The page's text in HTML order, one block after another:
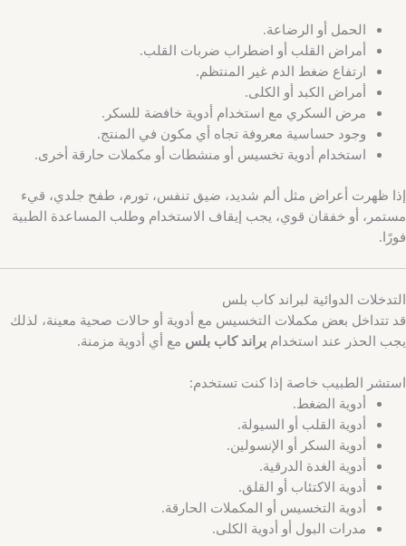
الحمل أو الرضاعة.
أمراض القلب أو اضطراب ضربات القلب.
ارتفاع ضغط الدم غير المنتظم.
أمراض الكبد أو الكلى.
مرض السكري مع استخدام أدوية خافضة للسكر.
وجود حساسية معروفة تجاه أي مكون في المنتج.
استخدام أدوية تخسيس أو منشطات أو مكملات حارقة أخرى.
إذا ظهرت أعراض مثل ألم شديد، ضيق تنفس، تورم، طفح جلدي، قيء
مستمر، أو خفقان قوي، يجب إيقاف الاستخدام وطلب المساعدة الطبية
فورًا.
التدخلات الدوائية لبراند كاب بلس
قد تتداخل بعض مكملات التخسيس مع أدوية أو حالات صحية معينة، لذلك
يجب الحذر عند استخدام براند كاب بلس مع أي أدوية مزمنة.
استشر الطبيب خاصة إذا كنت تستخدم:
أدوية الضغط.
أدوية القلب أو السيولة.
أدوية السكر أو الإنسولين.
أدوية الغدة الدرقية.
أدوية الاكتئاب أو القلق.
أدوية التخسيس أو المكملات الحارقة.
مدرات البول أو أدوية الكلى.